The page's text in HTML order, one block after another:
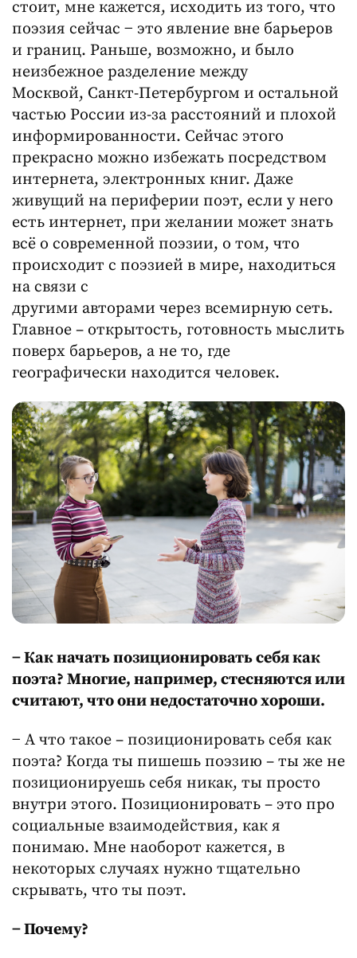
стоит, мне кажется, исходить из того, что
поэзия сейчас − это явление вне барьеров
и границ. Раньше, возможно, и было
неизбежное разделение между
Москвой, Санкт-Петербургом и остальной
частью России из-за расстояний и плохой
информированности. Сейчас этого
прекрасно можно избежать посредством
интернета, электронных книг. Даже
живущий на периферии поэт, если у него
есть интернет, при желании может знать
всё о современной поэзии, о том, что
происходит с поэзией в мире, находиться
на связи с
другими авторами через всемирную сеть.
Главное – открытость, готовность мыслить
поверх барьеров, а не то, где
географически находится человек.
− Как начать позиционировать себя как
поэта? Многие, например, стесняются или
считают, что они недостаточно хороши.
− А что такое – позиционировать себя как
поэта? Когда ты пишешь поэзию – ты же не
позиционируешь себя никак, ты просто
внутри этого. Позиционировать – это про
социальные взаимодействия, как я
понимаю. Мне наоборот кажется, в
некоторых случаях нужно тщательно
скрывать, что ты поэт.
− Почему?